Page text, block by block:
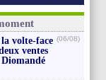
volte-face
ventes
(06/08)